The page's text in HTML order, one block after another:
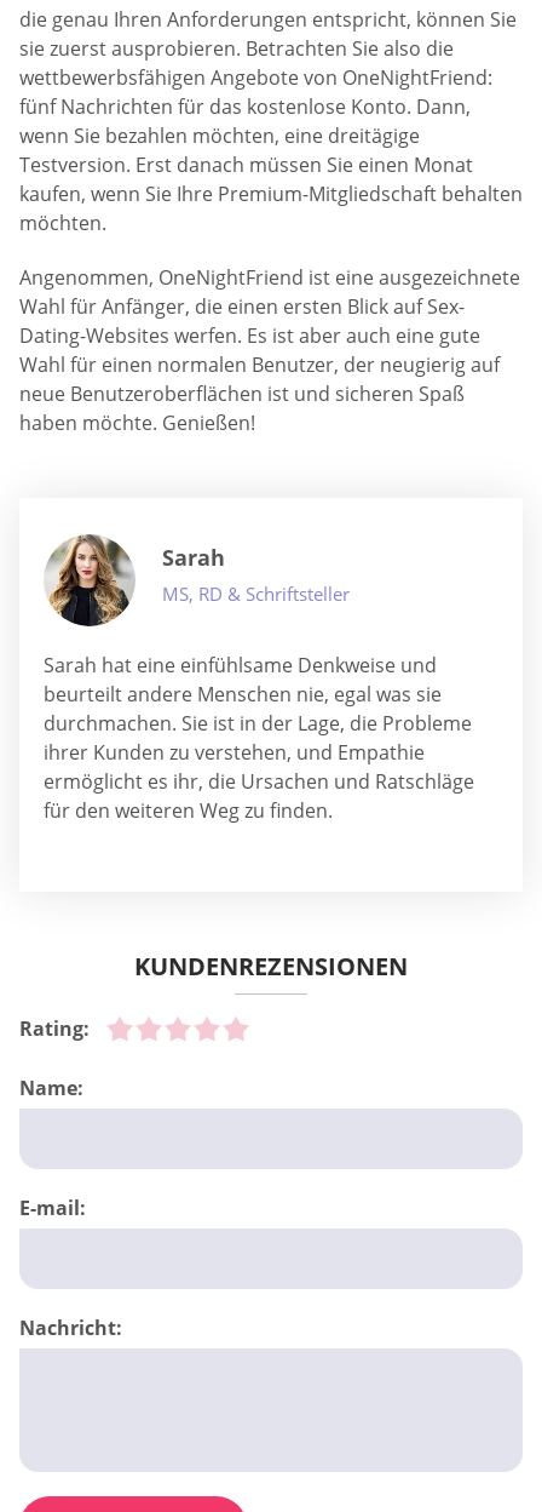
die genau Ihren Anforderungen entspricht, können Sie
sie zuerst ausprobieren. Betrachten Sie also die
wettbewerbsfähigen Angebote von OneNightFriend:
fünf Nachrichten für das kostenlose Konto. Dann,
wenn Sie bezahlen möchten, eine dreitägige
Testversion. Erst danach müssen Sie einen Monat
kaufen, wenn Sie Ihre Premium-Mitgliedschaft behalten
möchten.
Angenommen, OneNightFriend ist eine ausgezeichnete
Wahl für Anfänger, die einen ersten Blick auf Sex-
Dating-Websites werfen. Es ist aber auch eine gute
Wahl für einen normalen Benutzer, der neugierig auf
neue Benutzeroberflächen ist und sicheren Spaß
haben möchte. Genießen!
Sarah
MS, RD & Schriftsteller
Sarah hat eine einfühlsame Denkweise und
beurteilt andere Menschen nie, egal was sie
durchmachen. Sie ist in der Lage, die Probleme
ihrer Kunden zu verstehen, und Empathie
ermöglicht es ihr, die Ursachen und Ratschläge
für den weiteren Weg zu finden.
KUNDENREZENSIONEN
Rating:
Name:
E-mail:
Nachricht: